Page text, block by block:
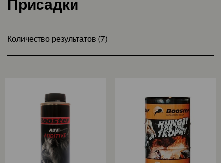
Количество результатов (7)